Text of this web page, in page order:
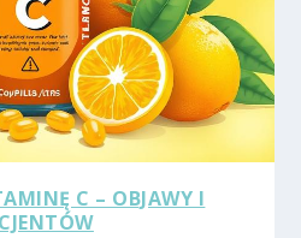
C – OBJAWY I